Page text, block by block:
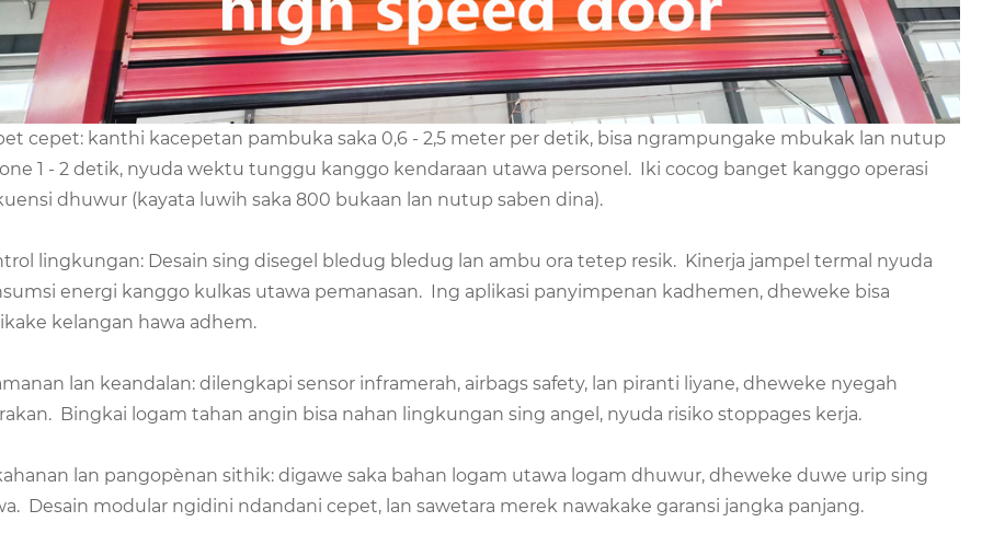
cepet: kanthi kacepetan pambuka saka 0,6 - 2,5 meter per detik, bisa ngrampungake mbukak lan nutup
1 - 2 detik, nyuda wektu tunggu kanggo kendaraan utawa personel. Iki cocog banget kanggo operasi
dhuwur (kayata luwih saka 800 bukaan lan nutup saben dina).
lingkungan: Desain sing disegel bledug bledug lan ambu ora tetep resik. Kinerja jampel termal nyuda
energi kanggo kulkas utawa pemanasan. Ing aplikasi panyimpenan kadhemen, dheweke bisa
kelangan hawa adhem.
lan keandalan: dilengkapi sensor inframerah, airbags safety, lan piranti liyane, dheweke nyegah
Bingkai logam tahan angin bisa nahan lingkungan sing angel, nyuda risiko stoppages kerja.
lan pangopènan sithik: digawe saka bahan logam utawa logam dhuwur, dheweke duwe urip sing
Desain modular ngidini ndandani cepet, lan sawetara merek nawakake garansi jangka panjang.